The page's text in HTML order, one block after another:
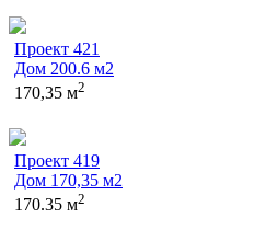
Проект 421
Дом 200.6 м2
170,35 м2
Проект 419
Дом 170,35 м2
170.35 м2